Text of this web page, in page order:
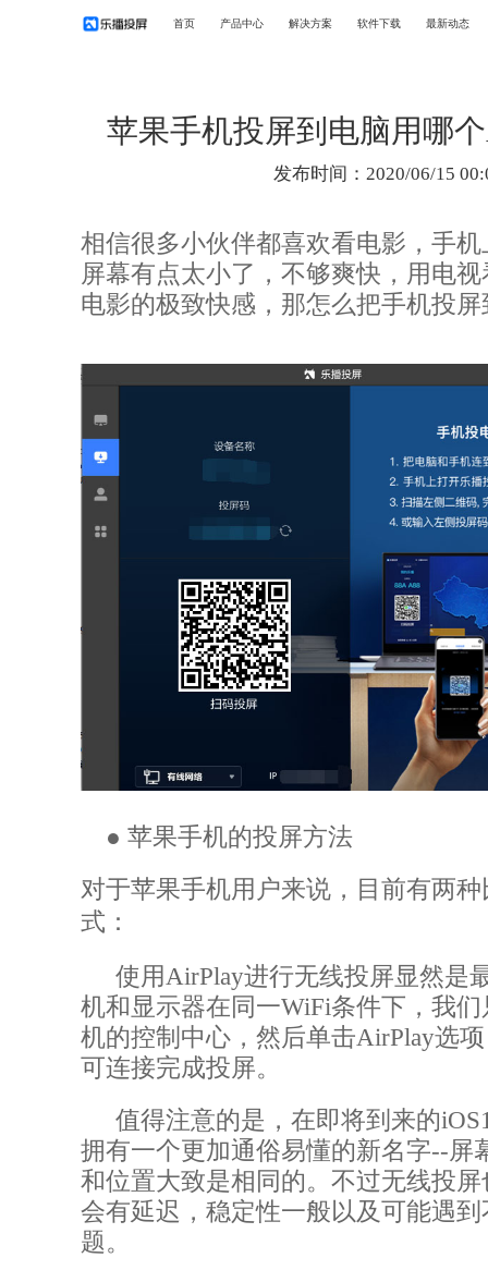
首页 产品中心 解决方案 软件下载 最新动态
苹果手机投屏到电脑用哪
发布时间：2020/06/15
相信很多小伙伴都喜欢看电影，手
屏幕有点太小了，不够爽快，用电
电影的极致快感，那怎么把手机投
● 苹果手机的投屏方法
对于苹果手机用户来说，目前有两
式：
使用AirPlay进行无线投屏显然是
机和显示器在同一WiFi条件下，我
机的控制中心，然后单击AirPlay选
可连接完成投屏。
值得注意的是，在即将到来的
拥有一个更加通俗易懂的新名字--屏
和位置大致是相同的。不过无线投
会有延迟，稳定性一般以及可能遇
题。